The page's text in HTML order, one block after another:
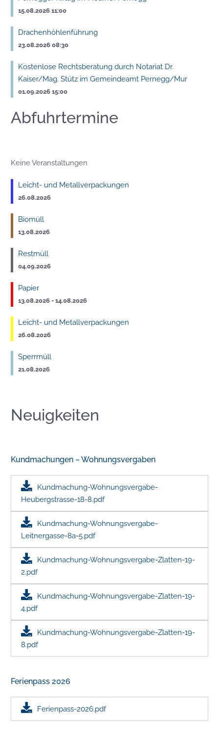
15.08.2026 11:00
Drachenhöhlenführung
23.08.2026 08:30
Kostenlose Rechtsberatung durch Notariat Dr.
Kaiser/Mag. Stütz im Gemeindeamt Pernegg/Mur
01.09.2026 15:00
Abfuhrtermine
Keine Veranstaltungen
Leicht- und Metallverpackungen
26.08.2026
Biomüll
13.08.2026
Restmüll
04.09.2026
Papier
13.08.2026 - 14.08.2026
Leicht- und Metallverpackungen
26.08.2026
Sperrmüll
21.08.2026
Neuigkeiten
Kundmachungen – Wohnungsvergaben
Kundmachung-Wohnungsvergabe-
Heubergstrasse-18-8.pdf
Kundmachung-Wohnungsvergabe-
Leitnergasse-8a-5.pdf
Kundmachung-Wohnungsvergabe-Zlatten-19-
2.pdf
Kundmachung-Wohnungsvergabe-Zlatten-19-
4.pdf
Kundmachung-Wohnungsvergabe-Zlatten-19-
8.pdf
Ferienpass 2026
Ferienpass-2026.pdf